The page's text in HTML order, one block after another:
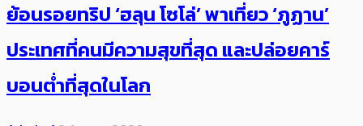
ย้อนรอยทริป ‘ฮลุน โซโล่’ ​​พาเที่ยว ‘ภูฏาน’
ประเทศ​ที่คน​มีความสุข​ที่สุด​​ และปล่อยคาร์​
บอนต่ำที่สุดในโลก